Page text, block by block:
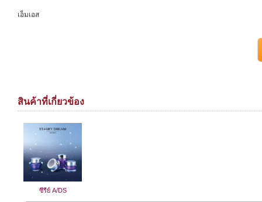
เอ็มเอส
สินค้าที่เกี่ยวข้อง
ซีรีย์ A/DS